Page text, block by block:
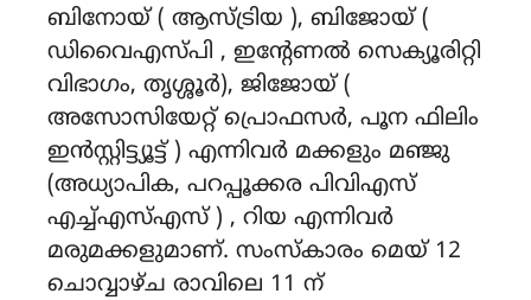
ബിനോയ് ( ആസ്ട്രിയ ), ബിജോയ് (
ഡിവൈഎസ്പി , ഇൻ്റേണൽ സെക്യൂരിറ്റി
വിഭാഗം, തൃശ്ശൂർ), ജിജോയ് (
അസോസിയേറ്റ് പ്രൊഫസർ, പൂന ഫിലിം
ഇൻസ്റ്റിട്ട്യൂട്ട് ) എന്നിവർ മക്കളും മഞ്ജു
(അധ്യാപിക, പറപ്പൂക്കര പിവിഎസ്
എച്ച്എസ്എസ് ) , റിയ എന്നിവർ
മരുമക്കളുമാണ്. സംസ്കാരം മെയ് 12
ചൊവ്വാഴ്ച രാവിലെ 11 ന്